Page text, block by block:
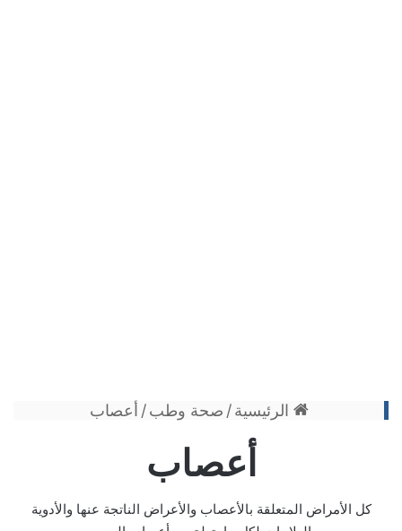
الرئيسية / صحة وطب / أعصاب
أعصاب
كل الأمراض المتعلقة بالأعصاب والأعراض الناتجة عنها والأدوية